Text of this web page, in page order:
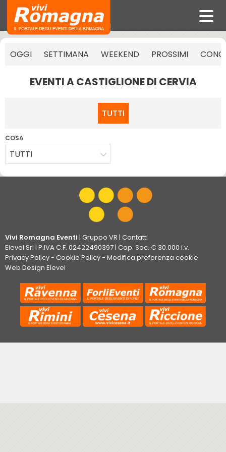
OGGI SETTIMANA WEEKEND PROSSIMI
EVENTI A CASTIGLIONE DI CERVIA
TUTTI
COSA
TUTTI
Vivi Romagna Eventi | Gruppo VR | Contatti
Elevel Srl | P.IVA C.F. 02422490397 | Cap. Soc. € 30.000 i.v.
Privacy Policy- Cookie Policy- Modifica preferenza cookie
Web Design Elevel